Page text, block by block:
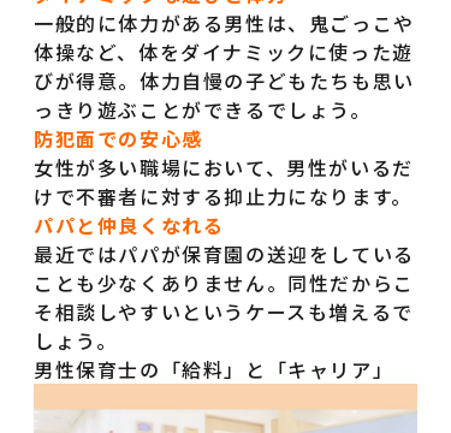
一般的に体力がある男性は、鬼ごっこや
体操など、体をダイナミックに使った遊
びが得意。体力自慢の子どもたちも思い
っきり遊ぶことができるでしょう。
防犯面での安心感
女性が多い職場において、男性がいるだ
けで不審者に対する抑止力になります。
パパと仲良くなれる
最近ではパパが保育園の送迎をしている
ことも少なくありません。同性だからこ
そ相談しやすいというケースも増えるで
しょう。
男性保育士の「給料」と「キャリア」